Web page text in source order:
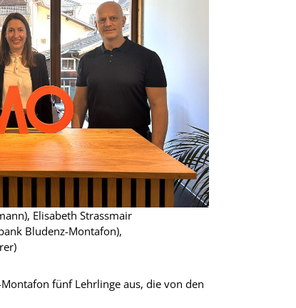
Elisabeth Strassmair
Bludenz-Montafon),
fünf Lehrlinge aus, die von den